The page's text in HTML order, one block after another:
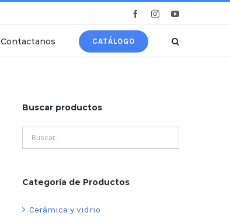
FacebookInstagramYouTube
Contactanos CATÁLOGO
Buscar productos
Categoría de Productos
Cerámica y vidrio